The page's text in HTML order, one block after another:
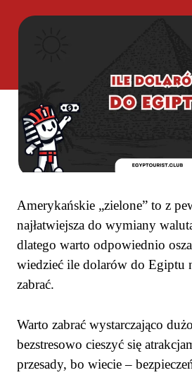
Amerykańskie „zielone” to z
najłatwiejsza do wymiany
dlatego warto odpowiednio
wiedzieć ile dolarów do Egiptu
zabrać.
Warto zabrać wystarczająco
bezstresowo cieszyć się
przesady, bo wiecie –